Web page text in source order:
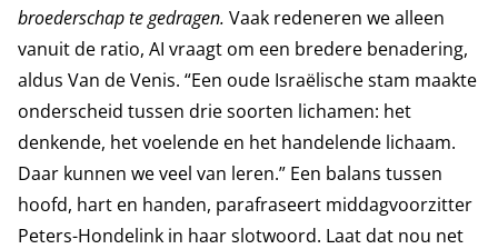
broederschap te gedragen. Vaak redeneren we alleen
vanuit de ratio, AI vraagt om een bredere benadering,
aldus Van de Venis. “Een oude Israëlische stam maakte
onderscheid tussen drie soorten lichamen: het
denkende, het voelende en het handelende lichaam.
Daar kunnen we veel van leren.” Een balans tussen
hoofd, hart en handen, parafraseert middagvoorzitter
Peters-Hondelink in haar slotwoord. Laat dat nou net